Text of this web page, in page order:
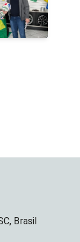
Brasil